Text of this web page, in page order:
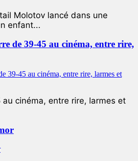
Molotov lancé dans une
enfant...
de 39-45 au cinéma, entre rire,
cinéma, entre rire, larmes et